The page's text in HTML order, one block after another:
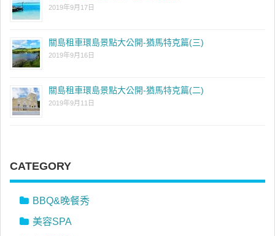
2019年9月17日
關島租車環島景點大公開-猶馬特克篇(三)
2019年9月16日
關島租車環島景點大公開-猶馬特克篇(二)
2019年9月11日
CATEGORY
BBQ&晚餐秀
美容SPA